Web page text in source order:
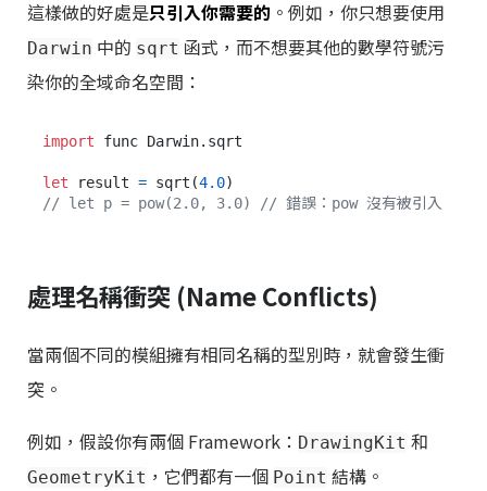
這樣做的好處是只引入你需要的 。例如，你只想要使用
Darwin 中的 sqrt 函式，而不想要其他的數學符號污
染你的全域命名空間：
import func Darwin.sqrt
let result = sqrt(4.0
// let p = pow(2.0, 3.0) // 錯誤：pow 沒有被引入
處理名稱衝突 (Name Conflicts)
當兩個不同的模組擁有相同名稱的型別時，就會發生衝
突。
例如，假設你有兩個 Framework： DrawingKit 和
GeometryKit ，它們都有一個 Point 結構。